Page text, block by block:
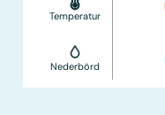
Temperatur
Nederbörd